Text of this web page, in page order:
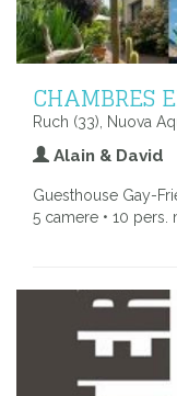
CHAMBRES
Ruch (33), Nuova
Alain & David
Guesthouse Gay-
5 camere • 10 pers.